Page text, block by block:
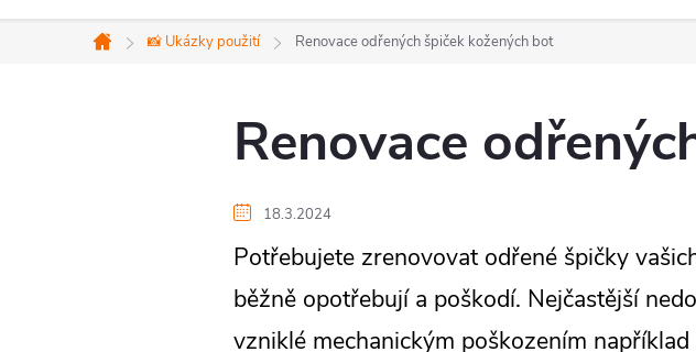
Domů
📸 Ukázky použití Renovace odřených špiček kožených bot
Renovace
18.3.2024
Potřebujete zrenovovat odřené špičky
běžně opotřebují a poškodí. Nejčastější
vzniklé mechanickým poškozením